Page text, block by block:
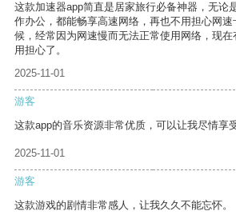
这款加速器app简直是居家旅行必备神器，无论
作办公，都能畅享高速网络，再也不用担心网
候，经常因为网速慢而无法正常使用网络，现
用担心了。
2025-11-01
游客
这款app的音乐资源非常优质，可以让我尽情享
2025-11-01
游客
这款游戏的剧情非常感人，让我久久不能忘怀。